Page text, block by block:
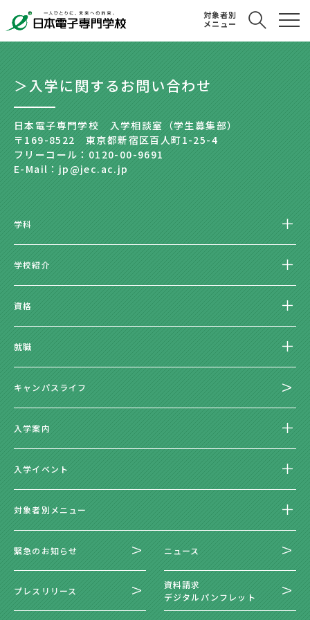
対象者別
メニュー
＞入学に関するお問い合わせ
日本電子専門学校 入学相談室（学生募集部）
〒169-8522 東京都新宿区百人町1-25-4
フリーコール：0120-00-9691
E-Mail：jp@jec.ac.jp
学科
学校紹介
資格
就職
キャンパスライフ
入学案内
入学イベント
対象者別メニュー
緊急のお知らせ ニュース
プレスリリース
資料請求
デジタルパンフレット